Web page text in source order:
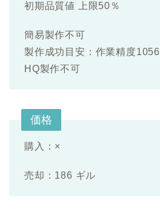
初期品質値 上限50％
簡易製作不可
製作成功目安：作業精度1056
HQ製作不可
価格
購入：×
売却：186 ギル